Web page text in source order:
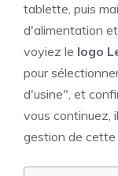
tablette, puis
d'alimentation
voyiez le logo
pour
d'usine", et
vous continuez,
gestion de cette